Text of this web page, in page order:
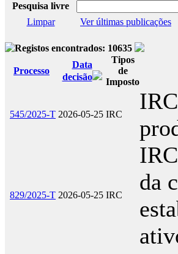
Pesquisa livre
Limpar
Ver últimas publicações
Registos encontrados: 10635
Processo
Data
decisão
Tipos
de
Imposto
545/2025-T 2026-05-25 IRC
829/2025-T 2026-05-25 IRC
da